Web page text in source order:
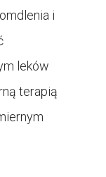
i
leków
terapią